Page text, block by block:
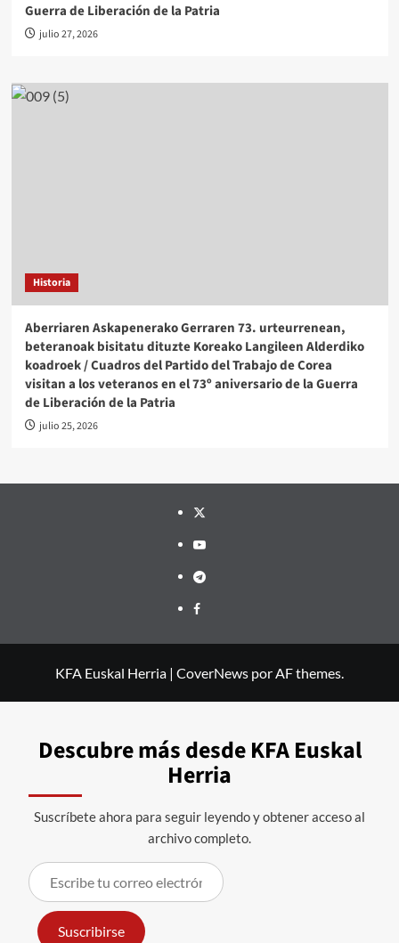
Guerra de Liberación de la Patria
julio 27, 2026
Historia
Aberriaren Askapenerako Gerraren 73. urteurrenean,
beteranoak bisitatu dituzte Koreako Langileen Alderdiko
koadroek / Cuadros del Partido del Trabajo de Corea
visitan a los veteranos en el 73º aniversario de la Guerra
de Liberación de la Patria
julio 25, 2026
Twitter
YouTube
Telegram
Facebook
KFA Euskal Herria | CoverNews por AF themes.
Descubre más desde KFA Euskal
Herria
Suscríbete ahora para seguir leyendo y obtener acceso al
archivo completo.
Escribe
tu
correo
electrónico…
Suscribirse